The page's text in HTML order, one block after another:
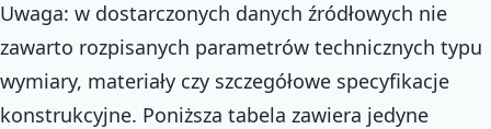
Uwaga: w dostarczonych danych źródłowych nie
zawarto rozpisanych parametrów technicznych typu
wymiary, materiały czy szczegółowe specyfikacje
konstrukcyjne. Poniższa tabela zawiera jedyne